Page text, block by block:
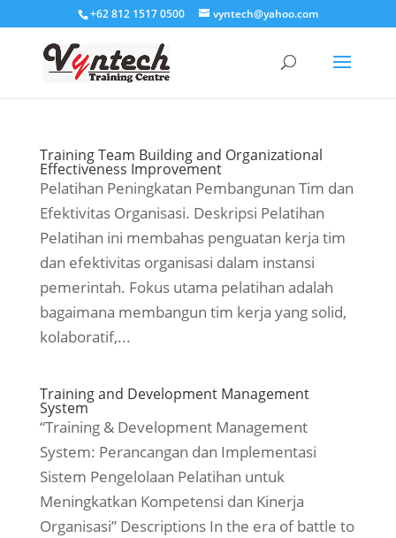
+62 812 1517 0500 vyntech@yahoo.com
Training Team Building and Organizational
Effectiveness Improvement
Pelatihan Peningkatan Pembangunan Tim dan
Efektivitas Organisasi. Deskripsi Pelatihan
Pelatihan ini membahas penguatan kerja tim
dan efektivitas organisasi dalam instansi
pemerintah. Fokus utama pelatihan adalah
bagaimana membangun tim kerja yang solid,
kolaboratif,...
Training and Development Management
System
“Training & Development Management
System: Perancangan dan Implementasi
Sistem Pengelolaan Pelatihan untuk
Meningkatkan Kompetensi dan Kinerja
Organisasi” Descriptions In the era of battle to